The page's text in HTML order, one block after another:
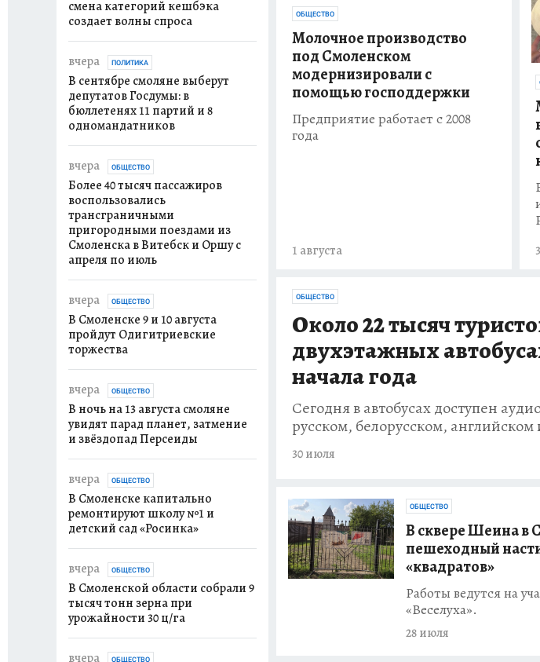
ОБЩЕСТВО
Молочное производство
под Смоленском
модернизировали с
помощью господдержки
Предприятие работает с 2008
года
1 августа
ОБЩЕСТВО
Около 22 тысяч
двухэтажных
начала года
Сегодня в автобусах доступен
русском, белорусском,
30 июля
ОБЩЕСТВО
В сквере Шеина в
пешеходный
«квадратов»
Работы ведутся на
«Веселуха».
28 июля
смена категорий кешбэка
создает волны спроса
вчера ПОЛИТИКА
В сентябре смоляне выберут
депутатов Госдумы: в
бюллетенях 11 партий и 8
одномандатников
вчера ОБЩЕСТВО
Более 40 тысяч пассажиров
воспользовались
трансграничными
пригородными поездами из
Смоленска в Витебск и Оршу с
апреля по июль
вчера ОБЩЕСТВО
В Смоленске 9 и 10 августа
пройдут Одигитриевские
торжества
вчера ОБЩЕСТВО
В ночь на 13 августа смоляне
увидят парад планет, затмение
и звёздопад Персеиды
вчера ОБЩЕСТВО
В Смоленске капитально
ремонтируют школу №1 и
детский сад «Росинка»
вчера ОБЩЕСТВО
В Смоленской области собрали 9
тысяч тонн зерна при
урожайности 30 ц/га
вчера ОБЩЕСТВО